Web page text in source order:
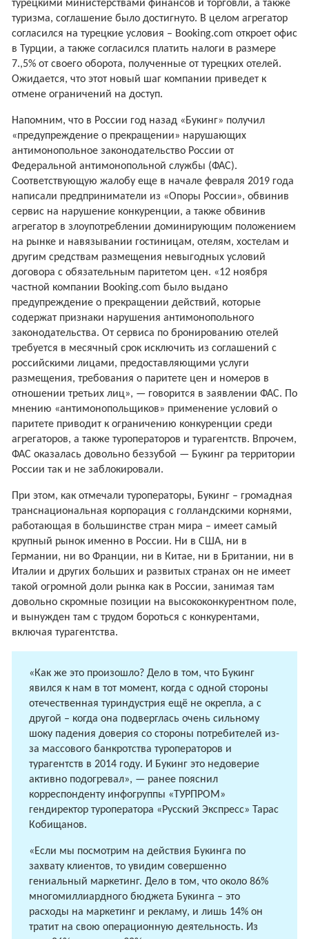
турецкими министерствами финансов и торговли, а также
туризма, соглашение было достигнуто. В целом агрегатор
согласился на турецкие условия – Booking.com откроет офис
в Турции, а также согласился платить налоги в размере
7.,5% от своего оборота, полученные от турецких отелей.
Ожидается, что этот новый шаг компании приведет к
отмене ограничений на доступ.
Напомним, что в России год назад «Букинг» получил
«предупреждение о прекращении» нарушающих
антимонопольное законодательство России от
Федеральной антимонопольной службы (ФАС).
Соответствующую жалобу еще в начале февраля 2019 года
написали предприниматели из «Опоры России», обвинив
сервис на нарушение конкуренции, а также обвинив
агрегатор в злоупотреблении доминирующим положением
на рынке и навязывании гостиницам, отелям, хостелам и
другим средствам размещения невыгодных условий
договора с обязательным паритетом цен. «12 ноября
частной компании Booking.com было выдано
предупреждение о прекращении действий, которые
содержат признаки нарушения антимонопольного
законодательства. От сервиса по бронированию отелей
требуется в месячный срок исключить из соглашений с
российскими лицами, предоставляющими услуги
размещения, требования о паритете цен и номеров в
отношении третьих лиц», — говорится в заявлении ФАС. По
мнению «антимонопольщиков» применение условий о
паритете приводит к ограничению конкуренции среди
агрегаторов, а также туроператоров и турагентств. Впрочем,
ФАС оказалась довольно беззубой — Букинг ра территории
России так и не заблокировали.
При этом, как отмечали туроператоры, Букинг – громадная
транснациональная корпорация с голландскими корнями,
работающая в большинстве стран мира – имеет самый
крупный рынок именно в России. Ни в США, ни в
Германии, ни во Франции, ни в Китае, ни в Британии, ни в
Италии и других больших и развитых странах он не имеет
такой огромной доли рынка как в России, занимая там
довольно скромные позиции на высококонкурентном поле,
и вынужден там с трудом бороться с конкурентами,
включая турагентства.
«Как же это произошло? Дело в том, что Букинг
явился к нам в тот момент, когда с одной стороны
отечественная туриндустрия ещё не окрепла, а с
другой – когда она подверглась очень сильному
шоку падения доверия со стороны потребителей из-
за массового банкротства туроператоров и
турагентств в 2014 году. И Букинг это недоверие
активно подогревал», — ранее пояснил
корреспонденту инфогруппы «ТУРПРОМ»
гендиректор туроператора «Русский Экспресс» Тарас
Кобищанов.
«Если мы посмотрим на действия Букинга по
захвату клиентов, то увидим совершенно
гениальный маркетинг. Дело в том, что около 86%
многомиллиардного бюджета Букинга – это
расходы на маркетинг и рекламу, и лишь 14% он
тратит на свою операционную деятельность. Из